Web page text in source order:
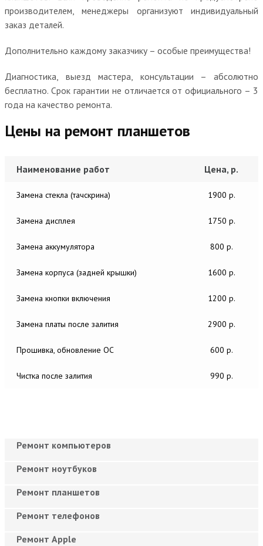
производителем, менеджеры организуют индивидуальный
заказ деталей.
Дополнительно каждому заказчику – особые преимущества!
Диагностика, выезд мастера, консультации – абсолютно
бесплатно. Срок гарантии не отличается от официального – 3
года на качество ремонта.
Цены на ремонт планшетов
Наименование работ Цена, р.
Замена стекла (тачскрина) 1900 р.
Замена дисплея 1750 р.
Замена аккумулятора 800 р.
Замена корпуса (задней крышки) 1600 р.
Замена кнопки включения 1200 р.
Замена платы после залития 2900 р.
Прошивка, обновление ОС 600 р.
Чистка после залития 990 р.
Ремонт компьютеров
Ремонт ноутбуков
Ремонт планшетов
Ремонт телефонов
Ремонт Apple